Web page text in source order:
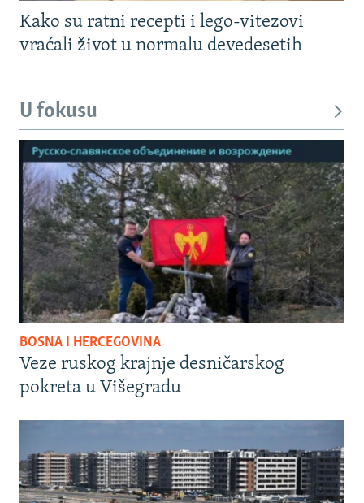
Kako su ratni recepti i lego-vitezovi
vraćali život u normalu devedesetih
U fokusu
BOSNA I HERCEGOVINA
Veze ruskog krajnje desničarskog
pokreta u Višegradu